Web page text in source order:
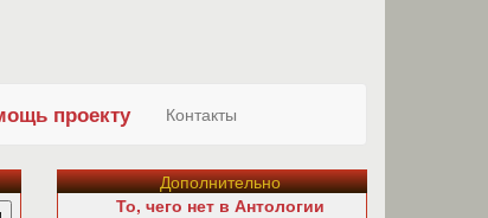
проекту Контакты
Дополнительно
То, чего нет в Антологии